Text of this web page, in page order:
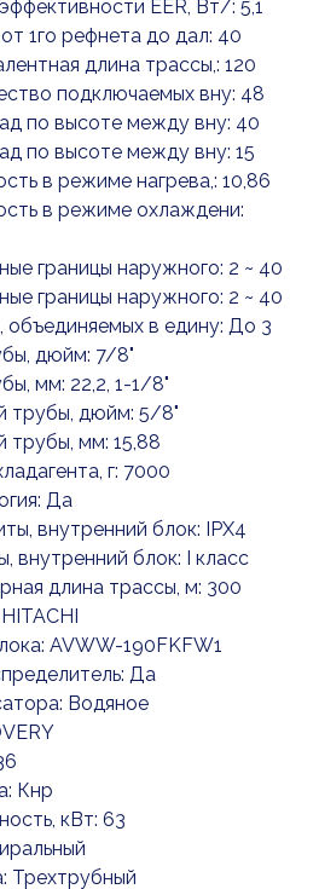
EER, Вт/: 5,1
1го рефнета до дал: 40
длина трассы,: 120
подключаемых вну: 48
по высоте между вну: 40
по высоте между вну: 15
в режиме нагрева,: 10,86
в режиме охлаждени:
границы наружного: 2 ~ 40
границы наружного: 2 ~ 40
объединяемых в едину: До 3
дюйм: 7/8"
мм: 22,2, 1-1/8"
трубы, дюйм: 5/8"
мм: 15,88
г: 7000
Да
внутренний блок: IPX4
внутренний блок: I класс
длина трассы, м: 300
AVWW-190FKFW1
Да
Водяное
Кнр
кВт: 63
Трехтрубный